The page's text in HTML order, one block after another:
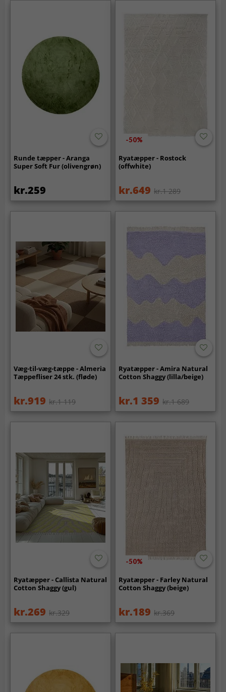
Runde tæpper - Aranga
Super Soft Fur (olivengrøn)
kr.259
-50%
Ryatæpper - Rostock
(offwhite)
kr.649 kr.1 289
Væg-til-væg-tæppe - Almeria
Tæppefliser 24 stk. (fløde)
kr.919 kr.1 119
Ryatæpper - Amira Natural
Cotton Shaggy (lilla/beige)
kr.1 359 kr.1 689
Ryatæpper - Callista Natural
Cotton Shaggy (gul)
kr.269 kr.329
-50%
Ryatæpper - Farley Natural
Cotton Shaggy (beige)
kr.189 kr.369